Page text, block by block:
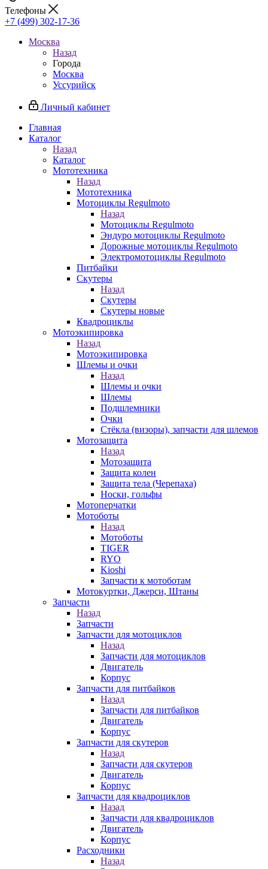
Телефоны
+7 (499) 302-17-36
Москва
Назад
Города
Москва
Уссурийск
Личный кабинет
Главная
Каталог
Назад
Каталог
Мототехника
Назад
Мототехника
Мотоциклы Regulmoto
Назад
Мотоциклы Regulmoto
Эндуро мотоциклы Regulmoto
Дорожные мотоциклы Regulmoto
Электромотоциклы Regulmoto
Питбайки
Скутеры
Назад
Скутеры
Скутеры новые
Квадроциклы
Мотоэкипировка
Назад
Мотоэкипировка
Шлемы и очки
Назад
Шлемы и очки
Шлемы
Подшлемники
Очки
Стёкла (визоры), запчасти для шлемов
Мотозащита
Назад
Мотозащита
Защита колен
Защита тела (Черепаха)
Носки, гольфы
Мотоперчатки
Мотоботы
Назад
Мотоботы
TIGER
RYO
Kioshi
Запчасти к мотоботам
Мотокуртки, Джерси, Штаны
Запчасти
Назад
Запчасти
Запчасти для мотоциклов
Назад
Запчасти для мотоциклов
Двигатель
Корпус
Запчасти для питбайков
Назад
Запчасти для питбайков
Двигатель
Корпус
Запчасти для скутеров
Назад
Запчасти для скутеров
Двигатель
Корпус
Запчасти для квадроциклов
Назад
Запчасти для квадроциклов
Двигатель
Корпус
Расходники
Назад